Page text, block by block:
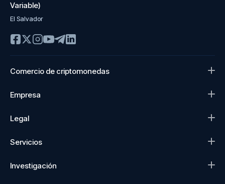
Variable)
El Salvador
Comercio de criptomonedas
Empresa
Legal
Servicios
Investigación